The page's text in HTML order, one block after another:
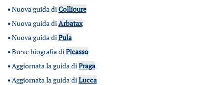
•Nuova guida diCollioure
•Nuova guida diArbatax
•Nuova guida diPula
•Breve biografia diPicasso
•Aggiornata la guida diPraga
•Aggiornata la guida diLucca